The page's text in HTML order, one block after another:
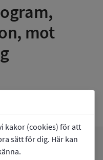
kakor (cookies) för att
sätt för dig. Här kan
mot
arrow_forward